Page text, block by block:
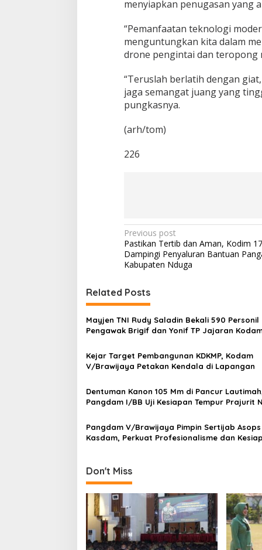
menyiapkan penugasan yang
“Pemanfaatan teknologi
menguntungkan kita dalam
drone pengintai dan teropong
“Teruslah berlatih dengan
jaga semangat juang yang
pungkasnya.
(arh/tom)
226
P
o
s
t
n
a
v
i
g
t
o
Previous post
Pastikan Tertib dan Aman, Kodim
Dampingi Penyaluran Bantuan
Kabupaten Nduga
Related Posts
Mayjen TNI Rudy Saladin Bekali 590 Personil
Pengawak Brigif dan Yonif TP Jajaran
Kejar Target Pembangunan KDKMP, Kodam
V/Brawijaya Petakan Kendala di Lapangan
Dentuman Kanon 105 Mm di Pancur
Pangdam I/BB Uji Kesiapan Tempur Prajurit
Pangdam V/Brawijaya Pimpin Sertijab Asops
Kasdam, Perkuat Profesionalisme dan
Don't Miss